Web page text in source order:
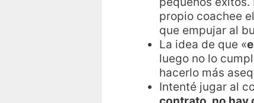
propio coachee
que empujar al
La idea de que «
luego no lo
hacerlo más
Intenté jugar al